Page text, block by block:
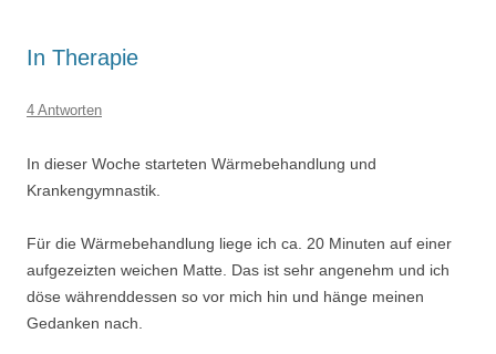
In Therapie
4 Antworten
In dieser Woche starteten Wärmebehandlung und
Krankengymnastik.
Für die Wärmebehandlung liege ich ca. 20 Minuten auf einer
aufgezeizten weichen Matte. Das ist sehr angenehm und ich
döse währenddessen so vor mich hin und hänge meinen
Gedanken nach.